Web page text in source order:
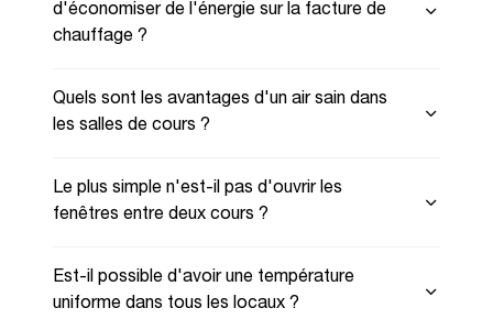
d'économiser de l'énergie sur la facture de
chauffage ?
Quels sont les avantages d'un air sain dans
les salles de cours ?
Le plus simple n'est-il pas d'ouvrir les
fenêtres entre deux cours ?
Est-il possible d'avoir une température
uniforme dans tous les locaux ?